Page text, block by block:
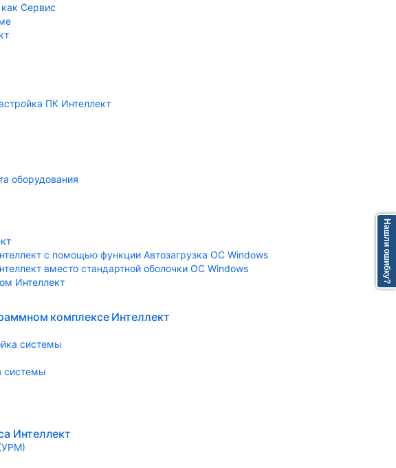
Сервис
ПК Интеллект
оборудования
с помощью функции Автозагрузка ОС Windows
вместо стандартной оболочки ОС Windows
Интеллект
комплексе Интеллект
системы
системы
Интеллект
Нашли ошибку?